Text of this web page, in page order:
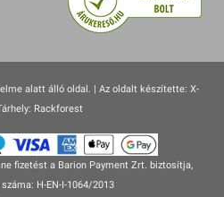
alatt álló oldal. | Az oldalt készítette: X-
Rackforest
fizetést a Barion Payment Zrt. biztosítja,
H-EN-I-1064/2013